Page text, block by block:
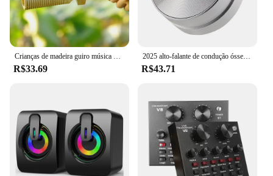
Crianças de madeira guiro música brinquedo duplo tubo som para o bebê criança cedo brinquedo educativo percussão instrumento musical ritmo brinquedos
R$33.69
2025 alto-falante de condução óssea quente bluetooth-compatível tws som estéreo sem fio beija-flor alto-falante com rádio fm dropshipping
R$43.71